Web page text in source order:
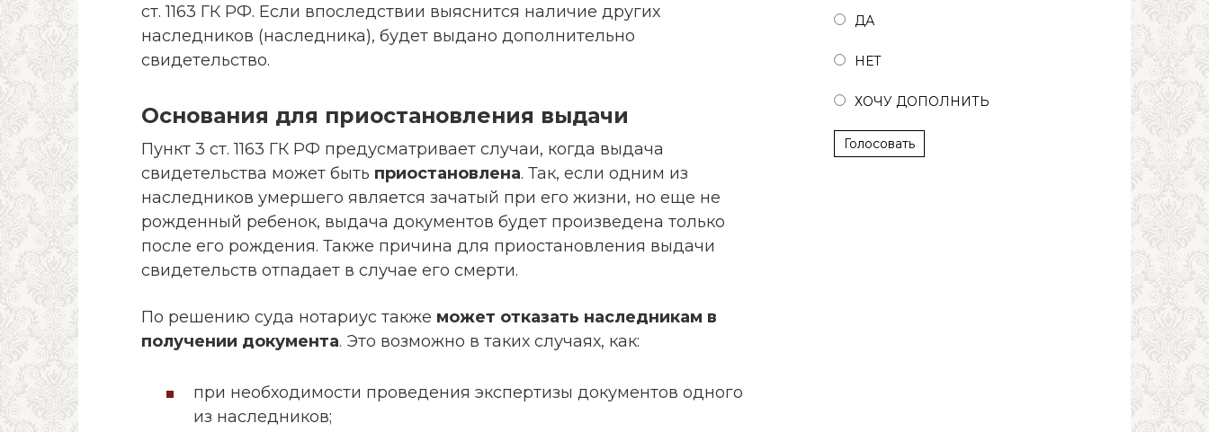
ст. 1163 ГК РФ. Если впоследствии выяснится наличие других
наследников (наследника), будет выдано дополнительно
свидетельство.
Основания для приостановления выдачи
Пункт 3 ст. 1163 ГК РФ предусматривает случаи, когда выдача
свидетельства может быть приостановлена. Так, если одним из
наследников умершего является зачатый при его жизни, но еще не
рожденный ребенок, выдача документов будет произведена только
после его рождения. Также причина для приостановления выдачи
свидетельств отпадает в случае его смерти.
По решению суда нотариус также может отказать наследникам в
получении документа. Это возможно в таких случаях, как:
при необходимости проведения экспертизы документов одного
из наследников;
ДА
НЕТ
ХОЧУ ДОПОЛНИТЬ
Голосовать